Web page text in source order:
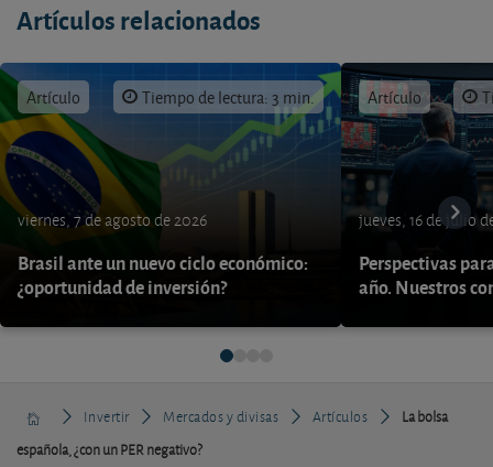
Artículos relacionados
Artículo Tiempo de lectura: 3 min.
viernes, 7 de agosto de 2026
Brasil ante un nuevo ciclo económico:
¿oportunidad de inversión?
Artículo
jueves, 16 de julio
Perspectivas
año. Nuestros
Invertir Mercados y divisas Artículos
La bolsa
española, ¿con un PER negativo?